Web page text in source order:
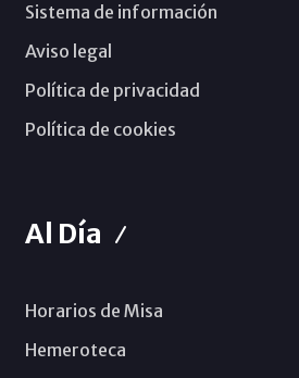
Sistema de información
Aviso legal
Política de privacidad
Política de cookies
Al Día
Horarios de Misa
Hemeroteca